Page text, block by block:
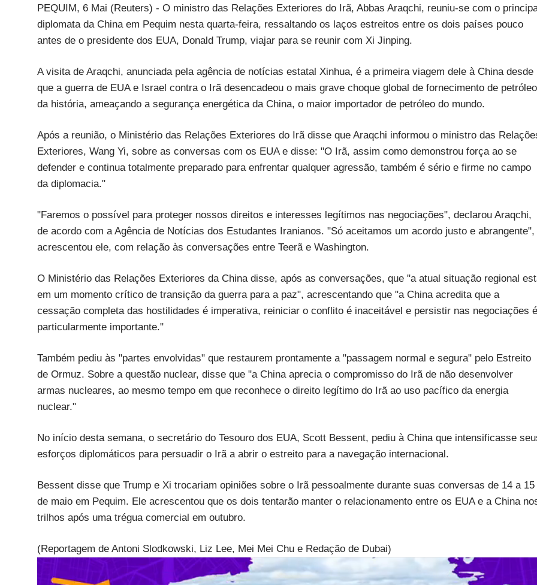
PEQUIM, 6 Mai (Reuters) - O ministro das Relações Exteriores do Irã, Abbas Araqchi, reuniu-se com o
diplomata da China em Pequim nesta quarta-feira, ressaltando os laços estreitos entre os dois países pouco
antes de o presidente dos EUA, Donald Trump, viajar para se reunir com Xi Jinping.
A visita de Araqchi, anunciada pela agência de notícias estatal Xinhua, é a primeira viagem dele à China desde
que a guerra de EUA e Israel contra o Irã desencadeou o mais grave choque global de fornecimento de petróleo
da história, ameaçando a segurança energética da China, o maior importador de petróleo do mundo.
Após a reunião, o Ministério das Relações Exteriores do Irã disse que Araqchi informou o ministro das
Exteriores, Wang Yi, sobre as conversas com os EUA e disse: "O Irã, assim como demonstrou força ao se
defender e continua totalmente preparado para enfrentar qualquer agressão, também é sério e firme no campo
da diplomacia."
"Faremos o possível para proteger nossos direitos e interesses legítimos nas negociações", declarou Araqchi,
de acordo com a Agência de Notícias dos Estudantes Iranianos. "Só aceitamos um acordo justo e abrangente",
acrescentou ele, com relação às conversações entre Teerã e Washington.
O Ministério das Relações Exteriores da China disse, após as conversações, que "a atual situação regional
em um momento crítico de transição da guerra para a paz", acrescentando que "a China acredita que a
cessação completa das hostilidades é imperativa, reiniciar o conflito é inaceitável e persistir nas negociações é
particularmente importante."
Também pediu às "partes envolvidas" que restaurem prontamente a "passagem normal e segura" pelo Estreito
de Ormuz. Sobre a questão nuclear, disse que "a China aprecia o compromisso do Irã de não desenvolver
armas nucleares, ao mesmo tempo em que reconhece o direito legítimo do Irã ao uso pacífico da energia
nuclear."
No início desta semana, o secretário do Tesouro dos EUA, Scott Bessent, pediu à China que intensificasse
esforços diplomáticos para persuadir o Irã a abrir o estreito para a navegação internacional.
Bessent disse que Trump e Xi trocariam opiniões sobre o Irã pessoalmente durante suas conversas de 14 a 15
de maio em Pequim. Ele acrescentou que os dois tentarão manter o relacionamento entre os EUA e a China
trilhos após uma trégua comercial em outubro.
(Reportagem de Antoni Slodkowski, Liz Lee, Mei Mei Chu e Redação de Dubai)